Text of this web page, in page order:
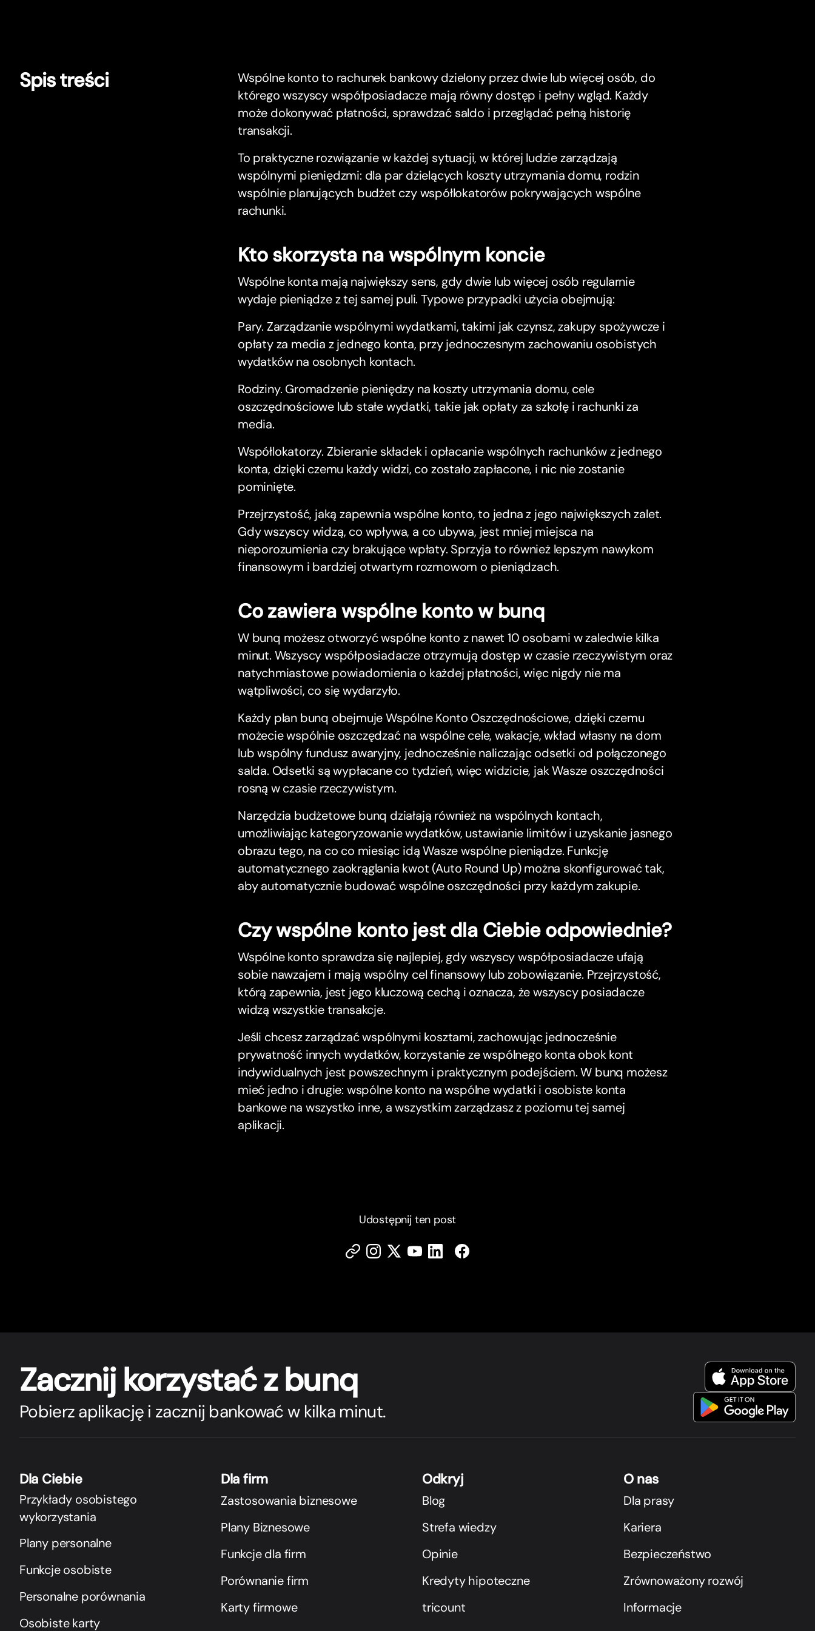
Spis treści
Wspólne konto to rachunek bankowy dzielony przez dwie lub więcej osób, do
którego wszyscy współposiadacze mają równy dostęp i pełny wgląd. Każdy
może dokonywać płatności, sprawdzać saldo i przeglądać pełną historię
transakcji.
To praktyczne rozwiązanie w każdej sytuacji, w której ludzie zarządzają
wspólnymi pieniędzmi: dla par dzielących koszty utrzymania domu, rodzin
wspólnie planujących budżet czy współlokatorów pokrywających wspólne
rachunki.
Kto skorzysta na wspólnym koncie
Wspólne konta mają największy sens, gdy dwie lub więcej osób regularnie
wydaje pieniądze z tej samej puli. Typowe przypadki użycia obejmują:
Pary. Zarządzanie wspólnymi wydatkami, takimi jak czynsz, zakupy spożywcze i
opłaty za media z jednego konta, przy jednoczesnym zachowaniu osobistych
wydatków na osobnych kontach.
Rodziny. Gromadzenie pieniędzy na koszty utrzymania domu, cele
oszczędnościowe lub stałe wydatki, takie jak opłaty za szkołę i rachunki za
media.
Współlokatorzy. Zbieranie składek i opłacanie wspólnych rachunków z jednego
konta, dzięki czemu każdy widzi, co zostało zapłacone, i nic nie zostanie
pominięte.
Przejrzystość, jaką zapewnia wspólne konto, to jedna z jego największych zalet.
Gdy wszyscy widzą, co wpływa, a co ubywa, jest mniej miejsca na
nieporozumienia czy brakujące wpłaty. Sprzyja to również lepszym nawykom
finansowym i bardziej otwartym rozmowom o pieniądzach.
Co zawiera wspólne konto w bunq
W bunq możesz otworzyć wspólne konto z nawet 10 osobami w zaledwie kilka
minut. Wszyscy współposiadacze otrzymują dostęp w czasie rzeczywistym oraz
natychmiastowe powiadomienia o każdej płatności, więc nigdy nie ma
wątpliwości, co się wydarzyło.
Każdy plan bunq obejmuje Wspólne Konto Oszczędnościowe, dzięki czemu
możecie wspólnie oszczędzać na wspólne cele, wakacje, wkład własny na dom
lub wspólny fundusz awaryjny, jednocześnie naliczając odsetki od połączonego
salda. Odsetki są wypłacane co tydzień, więc widzicie, jak Wasze oszczędności
rosną w czasie rzeczywistym.
Narzędzia budżetowe bunq działają również na wspólnych kontach,
umożliwiając kategoryzowanie wydatków, ustawianie limitów i uzyskanie jasnego
obrazu tego, na co co miesiąc idą Wasze wspólne pieniądze. Funkcję
automatycznego zaokrąglania kwot (Auto Round Up) można skonfigurować tak,
aby automatycznie budować wspólne oszczędności przy każdym zakupie.
Czy wspólne konto jest dla Ciebie odpowiednie?
Wspólne konto sprawdza się najlepiej, gdy wszyscy współposiadacze ufają
sobie nawzajem i mają wspólny cel finansowy lub zobowiązanie. Przejrzystość,
którą zapewnia, jest jego kluczową cechą i oznacza, że wszyscy posiadacze
widzą wszystkie transakcje.
Jeśli chcesz zarządzać wspólnymi kosztami, zachowując jednocześnie
prywatność innych wydatków, korzystanie ze wspólnego konta obok kont
indywidualnych jest powszechnym i praktycznym podejściem. W bunq możesz
mieć jedno i drugie: wspólne konto na wspólne wydatki i osobiste konta
bankowe na wszystko inne, a wszystkim zarządzasz z poziomu tej samej
aplikacji.
Udostępnij ten post
Zacznij korzystać z bunq
Pobierz aplikację i zacznij bankować w kilka minut.
Dla Ciebie
Przykłady osobistego
wykorzystania
Plany personalne
Funkcje osobiste
Personalne porównania
Osobiste karty
Dla firm
Zastosowania biznesowe
Plany Biznesowe
Funkcje dla firm
Porównanie firm
Karty firmowe
Odkryj
Blog
Strefa wiedzy
Opinie
Kredyty hipoteczne
tricount
O nas
Dla prasy
Kariera
Bezpieczeństwo
Zrównoważony rozwój
Informacje